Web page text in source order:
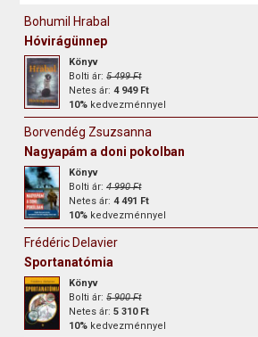
Bohumil Hrabal
Hóvirágünnep
Könyv
Bolti ár:5 499 Ft
Netes ár:4 949 Ft
10% kedvezménnyel
Borvendég Zsuzsanna
Nagyapám a doni pokolban
Könyv
Bolti ár:4 990 Ft
Netes ár:4 491 Ft
10% kedvezménnyel
Frédéric Delavier
Sportanatómia
Könyv
Bolti ár:5 900 Ft
Netes ár:5 310 Ft
10% kedvezménnyel